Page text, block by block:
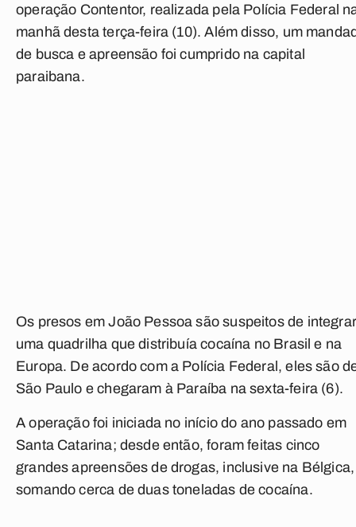
operação Contentor, realizada pela Polícia Federal
manhã desta terça-feira (10). Além disso, um
de busca e apreensão foi cumprido na capital
paraibana.
Os presos em João Pessoa são suspeitos de integrar
uma quadrilha que distribuía cocaína no Brasil e na
Europa. De acordo com a Polícia Federal, eles são
São Paulo e chegaram à Paraíba na sexta-feira (6).
A operação foi iniciada no início do ano passado em
Santa Catarina; desde então, foram feitas cinco
grandes apreensões de drogas, inclusive na Bélgica,
somando cerca de duas toneladas de cocaína.